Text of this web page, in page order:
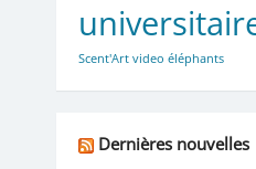
Scent'Art video éléphants
Dernières nouvelles